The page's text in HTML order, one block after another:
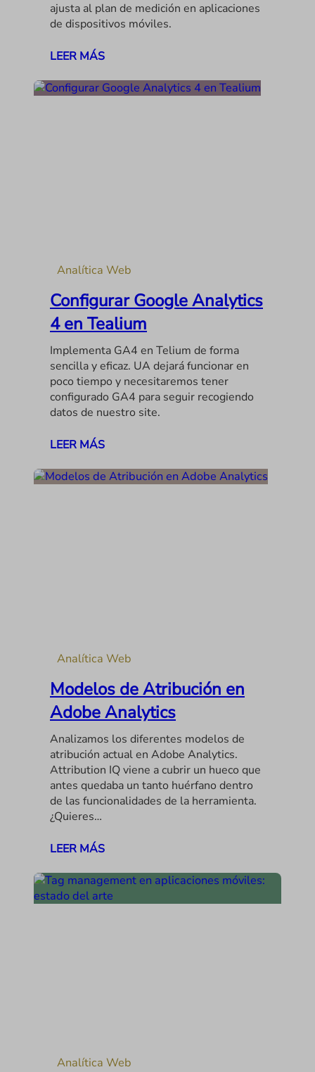
ajusta al plan de medición en aplicaciones
de dispositivos móviles.
LEER MÁS
Analítica Web
Configurar Google Analytics
4 en Tealium
Implementa GA4 en Telium de forma
sencilla y eficaz. UA dejará funcionar en
poco tiempo y necesitaremos tener
configurado GA4 para seguir recogiendo
datos de nuestro site.
LEER MÁS
Analítica Web
Modelos de Atribución en
Adobe Analytics
Analizamos los diferentes modelos de
atribución actual en Adobe Analytics.
Attribution IQ viene a cubrir un hueco que
antes quedaba un tanto huérfano dentro
de las funcionalidades de la herramienta.
¿Quieres…
LEER MÁS
Analítica Web